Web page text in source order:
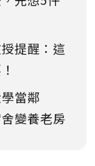
提醒：這
當鄰
變養老房